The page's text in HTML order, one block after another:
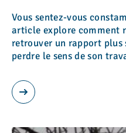
Vous sentez-vous
article explore comment
retrouver un rapport
perdre le sens de son